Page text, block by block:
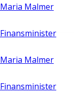
Maria Malmer
Finansminister
Maria Malmer
Finansminister